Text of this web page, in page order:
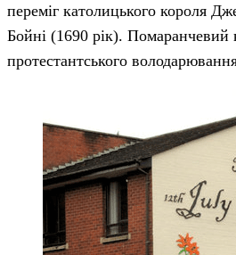
переміг католицького короля
Бойні (1690 рік). Помаранчевий
протестантського